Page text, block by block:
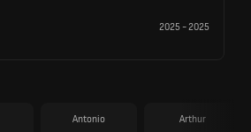
2025 -2025
Antonio Arthur